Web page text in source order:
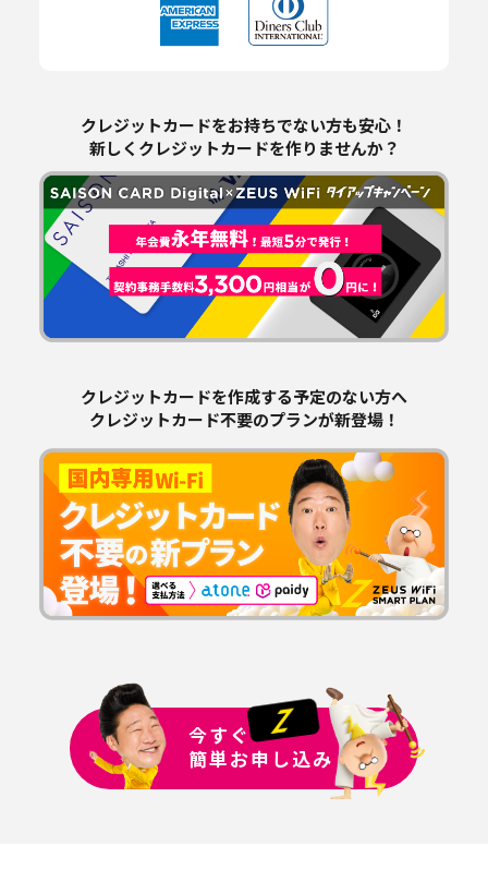
クレジットカードをお持ちでない方も安心！
新しくクレジットカードを作りませんか？
クレジットカードを作成する予定のない方へ
クレジットカード不要のプランが新登場！
今すぐ
簡単お申し込み